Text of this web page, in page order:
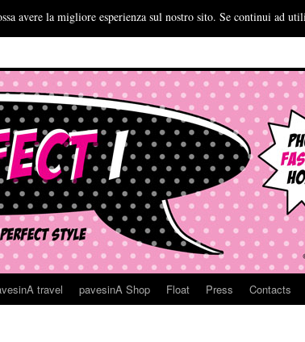
travel pavesinA Shop Float Press Contacts
avere la migliore esperienza sul nostro sito. Se continui ad